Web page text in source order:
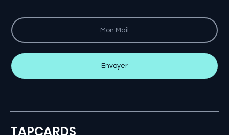
Envoyer